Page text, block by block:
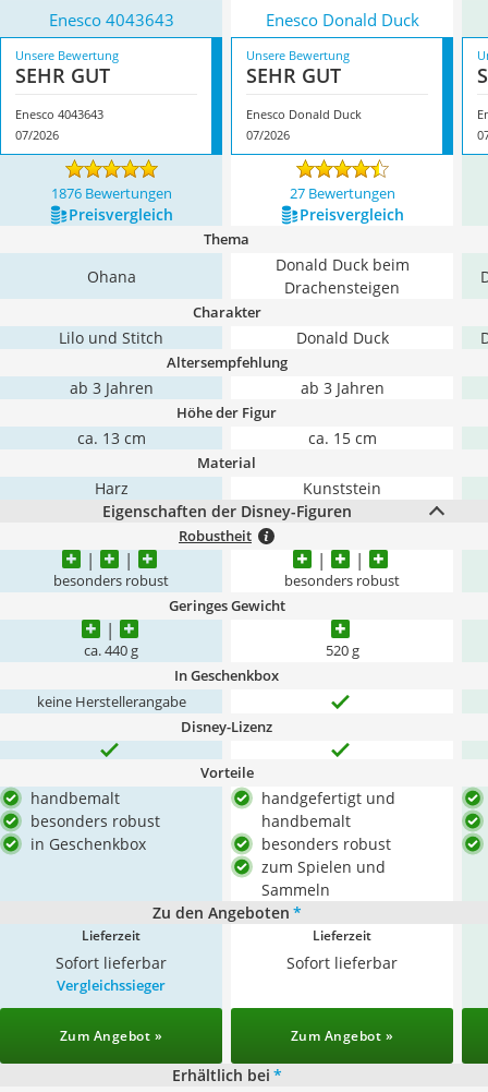
Enesco 4043643 Enesco Donald Duck
Unsere Bewertung
SEHR GUT
Enesco 4043643
07/2026
Unsere Bewertung
SEHR GUT
Enesco Donald Duck
07/2026
1876 Bewertungen 27 Bewertungen
Preis­vergleich Preis­vergleich
Thema
Ohana
Donald Duck beim
Drachensteigen
Charakter
Lilo und Stitch Donald Duck
Altersempfehlung
ab 3 Jahren ab 3 Jahren
Höhe der Figur
ca. 13 cm ca. 15 cm
Material
Harz
Kunststein
Eigenschaften der Disney-Figuren
Robustheit
besonders robust besonders robust
Geringes Gewicht
ca. 440 g 520 g
In Geschenkbox
keine Herstellerangabe
Disney-Lizenz
Vorteile
handbemalt
besonders robust
in Geschenkbox
handgefertigt und
handbemalt
besonders robust
zum Spielen und
Sammeln
Zu den Angeboten *
Lieferzeit
Sofort lieferbar
Lieferzeit
Sofort lieferbar
Vergleichssieger
Zum Angebot » Zum Angebot »
Erhältlich bei *